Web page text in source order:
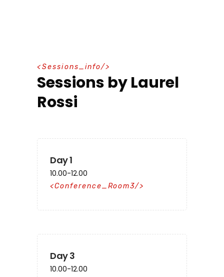
Sessions_info
Sessions by Laurel
Rossi
Day 1
10.00-12.00
Conference_Room3
Day 3
10.00-12.00